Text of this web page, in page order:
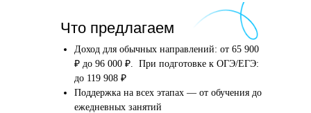
Что предлагаем
Доход для обычных направлений: от 65 900
₽ до 96 000 ₽. При подготовке к ОГЭ/ЕГЭ:
до 119 908 ₽
Поддержка на всех этапах — от обучения до
ежедневных занятий
после того, как вы
оставите заявку
Английский язык Школьные предметы